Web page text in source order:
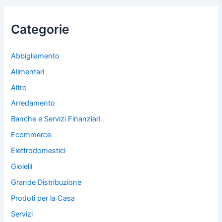
Categorie
Abbigliamento
Alimentari
Altro
Arredamento
Banche e Servizi Finanziari
Ecommerce
Elettrodomestici
Gioielli
Grande Distribuzione
Prodoti per la Casa
Servizi